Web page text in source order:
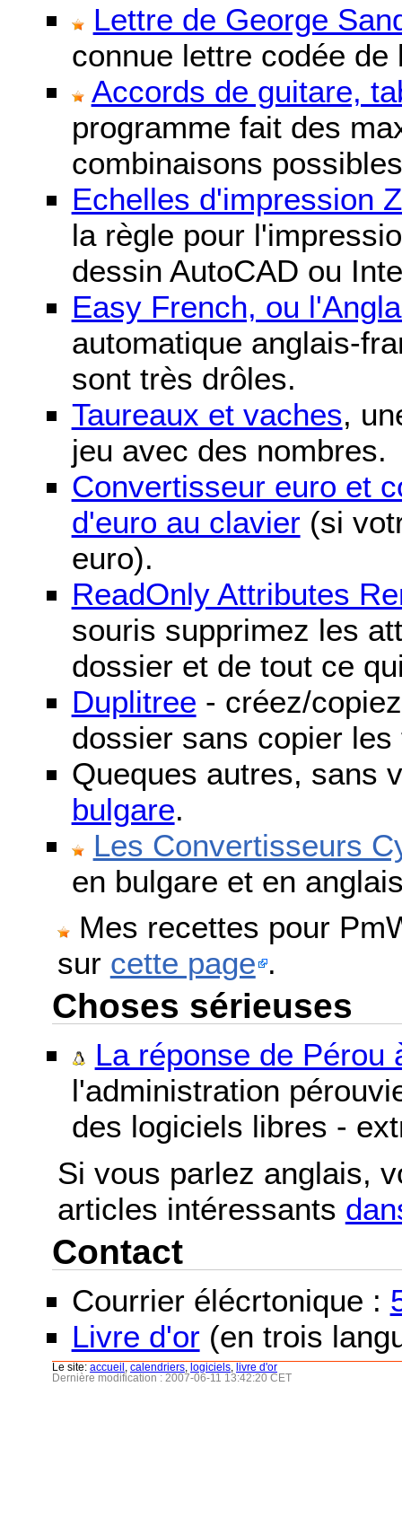
Lettre de George
connue lettre codée
Accords de guitare,
programme fait des
combinaisons
Echelles d'impression
la règle pour
dessin AutoCAD ou
Easy French, ou
automatique anglais-
sont très drôles.
Taureaux et vaches,
jeu avec des nombres.
Convertisseur euro et
d'euro au clavier (si
euro).
ReadOnly Attributes
souris supprimez les
dossier et de tout ce
Duplitree - créez/
dossier sans copier les
Queques autres, sans
bulgare.
Les Convertisseurs
en bulgare et en
Mes recettes pour
sur cette page .
Choses sérieuses
La réponse de Pérou
l'administration
des logiciels libres -
Si vous parlez anglais,
articles intéressants
Contact
Courrier élécrtonique :
Livre d'or (en trois
Le site: accueil calendriers logiciels
livre d'or
Dernière modification : 2007-06-11 13:42:20 CET